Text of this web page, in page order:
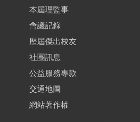
本屆理監事
會議記錄
歷屆傑出校友
社團訊息
公益服務專款
交通地圖
網站著作權